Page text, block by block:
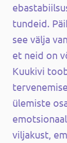
tundeid.
see välja
et neid on
Kuukivi
ülemiste
viljakust,